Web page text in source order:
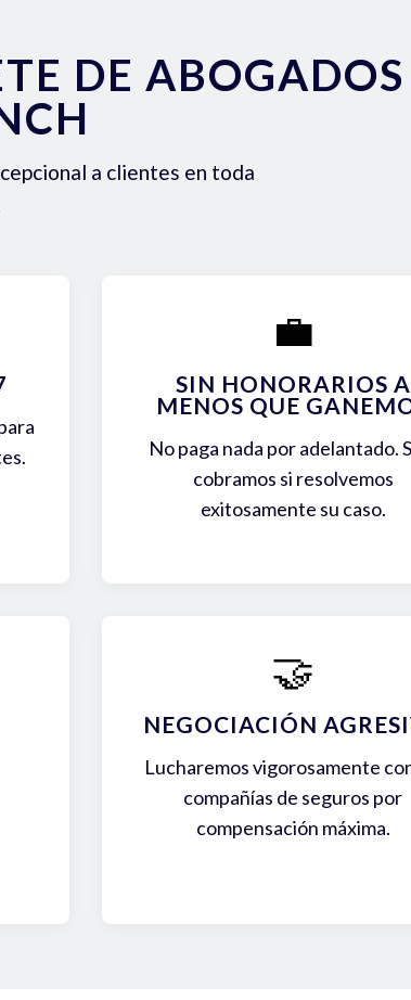
DE
a clientes en toda
💼
SIN HONORARIOS A
MENOS QUE
No paga nada por adelantado.
cobramos si resolvemos
exitosamente su caso.
🤝
NEGOCIACIÓN
Lucharemos vigorosamente
compañías de seguros por
compensación máxima.